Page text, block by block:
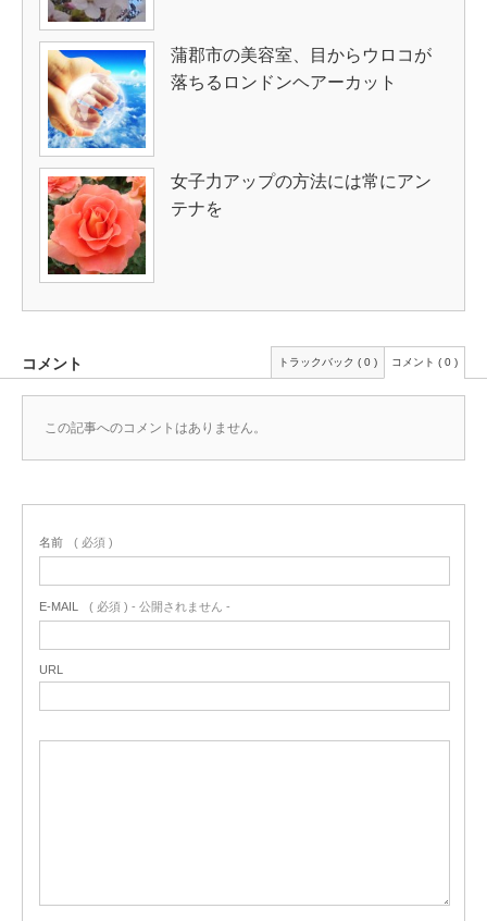
蒲郡市の美容室、目からウロコが
落ちるロンドンヘアーカット
女子力アップの方法には常にアン
テナを
コメント トラックバック ( 0 ) コメント ( 0 )
この記事へのコメントはありません。
名前 ( 必須 )
E-MAIL ( 必須 ) - 公開されません -
URL